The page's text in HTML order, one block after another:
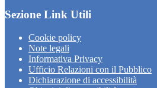
Sezione Link Utili
Cookie policy
Note legali
Informativa Privacy
Ufficio Relazioni con il Pubblico
Dichiarazione di accessibilità